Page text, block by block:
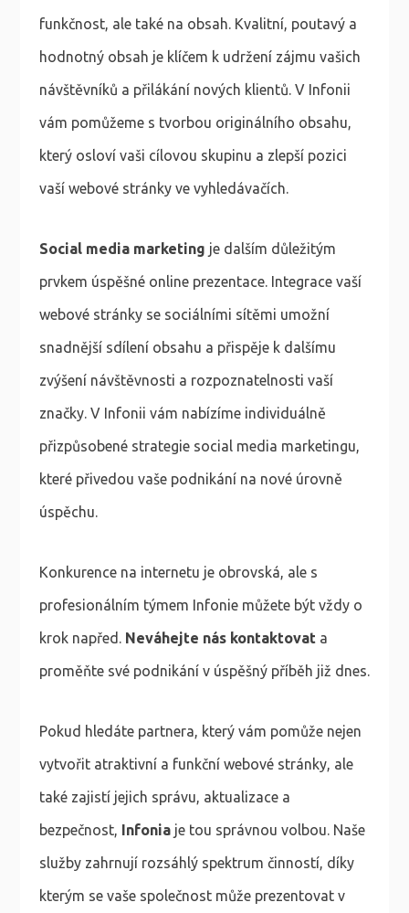
funkčnost, ale také na obsah. Kvalitní, poutavý a
hodnotný obsah je klíčem k udržení zájmu vašich
návštěvníků a přilákání nových klientů. V Infonii
vám pomůžeme s tvorbou originálního obsahu,
který osloví vaši cílovou skupinu a zlepší pozici
vaší webové stránky ve vyhledávačích.
Social media marketing je dalším důležitým
prvkem úspěšné online prezentace. Integrace vaší
webové stránky se sociálními sítěmi umožní
snadnější sdílení obsahu a přispěje k dalšímu
zvýšení návštěvnosti a rozpoznatelnosti vaší
značky. V Infonii vám nabízíme individuálně
přizpůsobené strategie social media marketingu,
které přivedou vaše podnikání na nové úrovně
úspěchu.
Konkurence na internetu je obrovská, ale s
profesionálním týmem Infonie můžete být vždy o
krok napřed. Neváhejte nás kontaktovata
proměňte své podnikání v úspěšný příběh již dnes.
Pokud hledáte partnera, který vám pomůže nejen
vytvořit atraktivní a funkční webové stránky, ale
také zajistí jejich správu, aktualizace a
bezpečnost, Infoniaje tou správnou volbou. Naše
služby zahrnují rozsáhlý spektrum činností, díky
kterým se vaše společnost může prezentovat v